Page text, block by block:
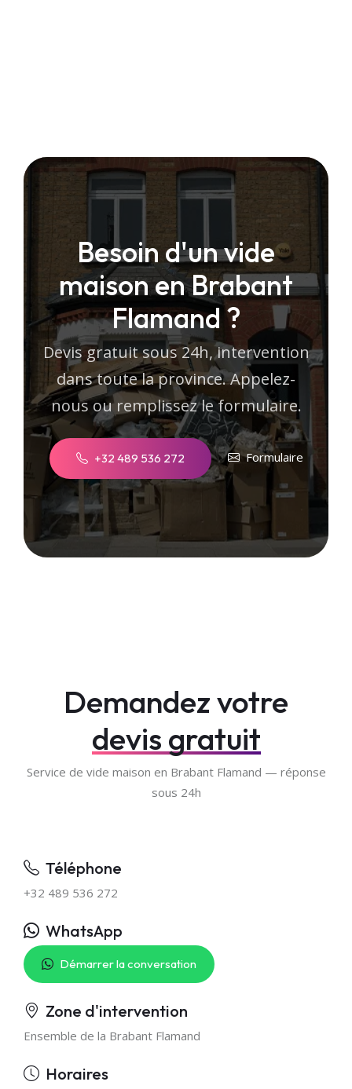
Besoin d'un vide
maison en Brabant
Flamand ?
Devis gratuit sous 24h, intervention
dans toute la province. Appelez-
nous ou remplissez le formulaire.
+32 489 536 272 Formulaire
Demandez votre
devis gratuit
Service de vide maison en Brabant Flamand — réponse
sous 24h
Téléphone
+32 489 536 272
WhatsApp
Démarrer la conversation
Zone d'intervention
Ensemble de la Brabant Flamand
Horaires